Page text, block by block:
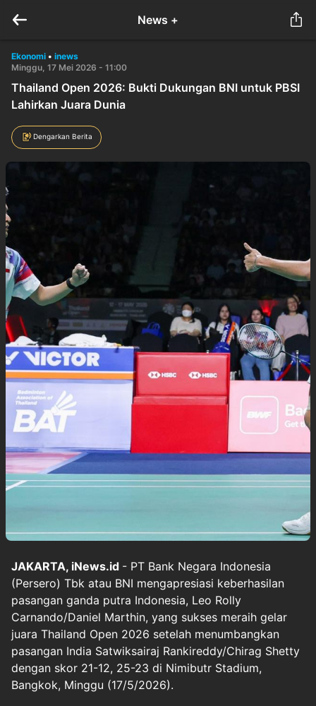
News +
Ekonomi • inews
Minggu, 17 Mei 2026 - 11:00
Thailand Open 2026: Bukti Dukungan BNI untuk PBSI
Lahirkan Juara Dunia
Dengarkan Berita
JAKARTA, iNews.id - PT Bank Negara Indonesia
(Persero) Tbk atau BNI mengapresiasi keberhasilan
pasangan ganda putra Indonesia, Leo Rolly
Carnando/Daniel Marthin, yang sukses meraih gelar
juara Thailand Open 2026 setelah menumbangkan
pasangan India Satwiksairaj Rankireddy/Chirag Shetty
dengan skor 21-12, 25-23 di Nimibutr Stadium,
Bangkok, Minggu (17/5/2026).